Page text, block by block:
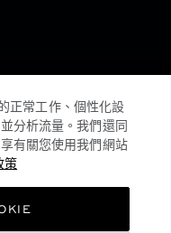
正常工作、個性化設
分析流量。我們還同
有關您使用我們網站
策